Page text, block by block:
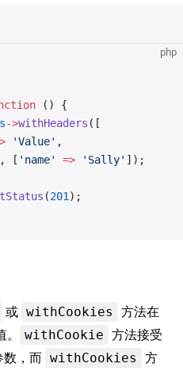
php
() {
->withHeaders ([
'Value' ,
, [ 'name' => 'Sally' ]);
(201 );
或 withCookies
方法在
withCookie 方法接受
，而 withCookies
方